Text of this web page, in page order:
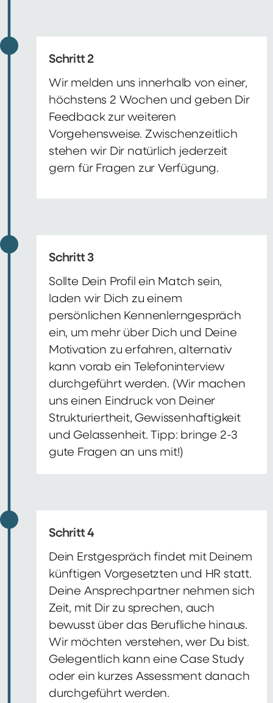
Schritt 2
Wir melden uns innerhalb von einer,
höchstens 2 Wochen und geben Dir
Feedback zur weiteren
Vorgehensweise. Zwischenzeitlich
stehen wir Dir natürlich jederzeit
gern für Fragen zur Verfügung.
Schritt 3
Sollte Dein Profil ein Match sein,
laden wir Dich zu einem
persönlichen Kennenlerngespräch
ein, um mehr über Dich und Deine
Motivation zu erfahren, alternativ
kann vorab ein Telefoninterview
durchgeführt werden. (Wir machen
uns einen Eindruck von Deiner
Strukturiertheit, Gewissenhaftigkeit
und Gelassenheit. Tipp: bringe 2-3
gute Fragen an uns mit!)
Schritt 4
Dein Erstgespräch findet mit Deinem
künftigen Vorgesetzten und HR statt.
Deine Ansprechpartner nehmen sich
Zeit, mit Dir zu sprechen, auch
bewusst über das Berufliche hinaus.
Wir möchten verstehen, wer Du bist.
Gelegentlich kann eine Case Study
oder ein kurzes Assessment danach
durchgeführt werden.